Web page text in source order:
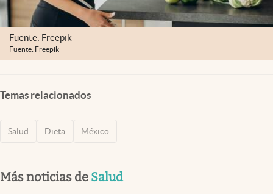
Fuente: Freepik
Fuente: Freepik
Temas relacionados
Salud Dieta México
Más noticias de Salud